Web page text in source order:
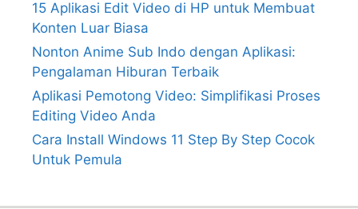
15 Aplikasi Edit Video di HP untuk Membuat
Konten Luar Biasa
Nonton Anime Sub Indo dengan Aplikasi:
Pengalaman Hiburan Terbaik
Aplikasi Pemotong Video: Simplifikasi Proses
Editing Video Anda
Cara Install Windows 11 Step By Step Cocok
Untuk Pemula